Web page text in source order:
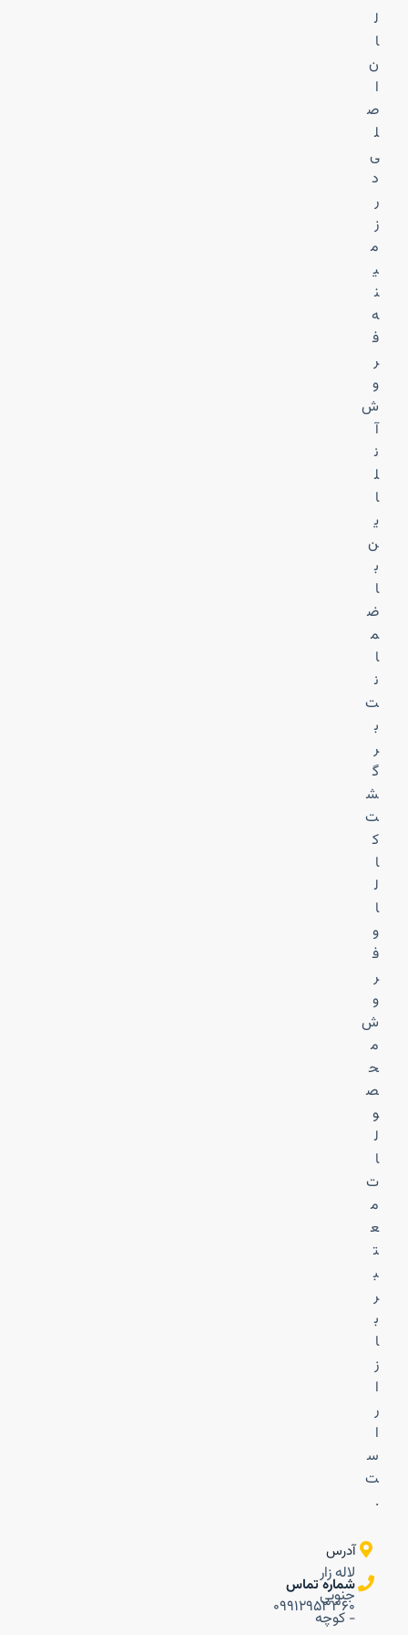
ل
ا
ن
ا
ص
ل
ی
د
ر
ز
م
ی
ن
ه
ف
ر
و
ش
آ
ن
ل
ا
ی
ن
ب
ا
ض
م
ا
ن
ت
ب
ر
گ
ش
ت
ک
ا
ل
ا
و
ف
ر
و
ش
م
ح
ص
و
ل
ا
ت
م
ع
ت
ب
ر
ب
ا
ز
ا
ر
ا
س
ت
.
آدرس
لاله زار
جنوبی
- کوچه
شماره تماس
۰۹۹۱۲۹۵۳۳۶۰